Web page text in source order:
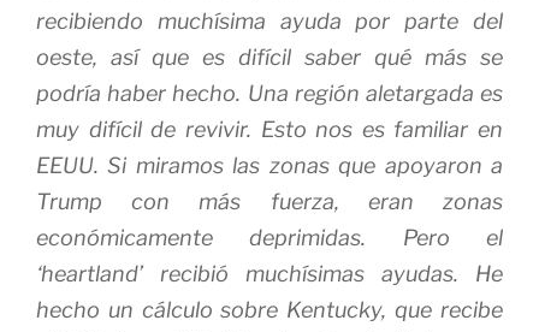
recibiendo muchísima ayuda por parte del
oeste, así que es difícil saber qué más se
podría haber hecho. Una región aletargada es
muy difícil de revivir. Esto nos es familiar en
EEUU. Si miramos las zonas que apoyaron a
Trump con más fuerza, eran zonas
económicamente deprimidas. Pero el
‘heartland’ recibió muchísimas ayudas. He
hecho un cálculo sobre Kentucky, que recibe